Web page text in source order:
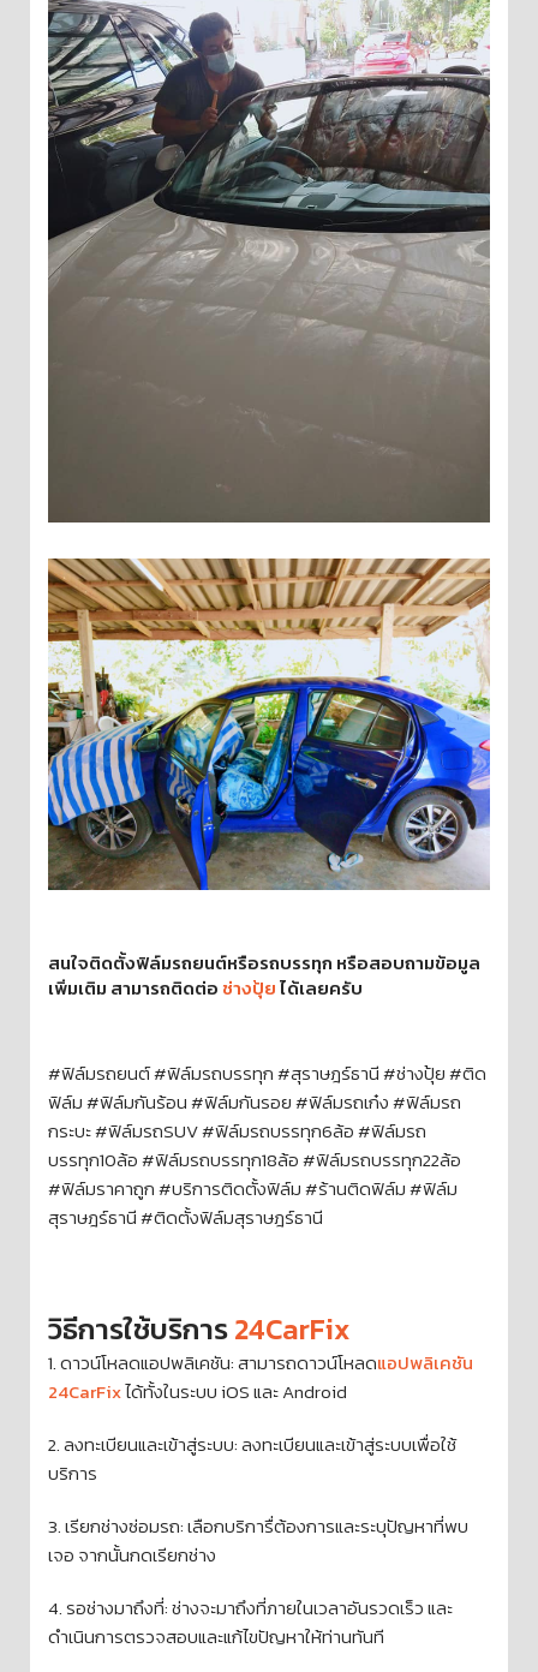
สนใจติดตั้งฟิล์มรถยนต์หรือรถบรรทุก หรือสอบถามข้อมูล
เพิ่มเติม สามารถติดต่อ ช่างปุ้ยได้เลยครับ
#ฟิล์มรถยนต์ #ฟิล์มรถบรรทุก #สุราษฎร์ธานี #ช่างปุ้ย #ติด
ฟิล์ม #ฟิล์มกันร้อน #ฟิล์มกันรอย #ฟิล์มรถเก๋ง #ฟิล์มรถ
กระบะ #ฟิล์มรถSUV #ฟิล์มรถบรรทุก6ล้อ #ฟิล์มรถ
บรรทุก10ล้อ #ฟิล์มรถบรรทุก18ล้อ #ฟิล์มรถบรรทุก22ล้อ
#ฟิล์มราคาถูก #บริการติดตั้งฟิล์ม #ร้านติดฟิล์ม #ฟิล์ม
สุราษฎร์ธานี #ติดตั้งฟิล์มสุราษฎร์ธานี
วิธีการใช้บริการ24CarFix
1. ดาวน์โหลดแอปพลิเคชัน: สามารถดาวน์โหลดแอปพลิเคชัน
24CarFixได้ทั้งในระบบ iOS และ Android
2. ลงทะเบียนและเข้าสู่ระบบ: ลงทะเบียนและเข้าสู่ระบบเพื่อใช้
บริการ
3. เรียกช่างซ่อมรถ: เลือกบริการื่ต้องการและระบุปัญหาที่พบ
เจอ จากนั้นกดเรียกช่าง
4. รอช่างมาถึงที่: ช่างจะมาถึงที่ภายในเวลาอันรวดเร็ว และ
ดำเนินการตรวจสอบและแก้ไขปัญหาให้ท่านทันที